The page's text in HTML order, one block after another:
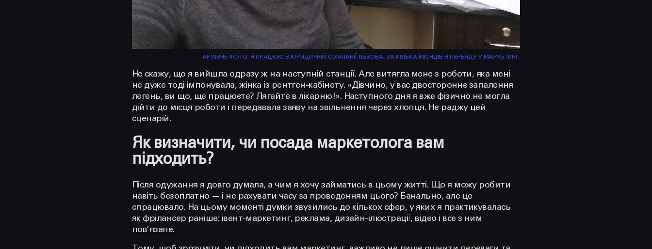
АРХІВНЕ ФОТО: Я ПРАЦЮЮ В ЮРИДИЧНІЙ КОМПАНІЇ ЛЬВОВА, ЗА КІЛЬКА МІСЯЦІВ Я ПЕРЕЙДУ У МАРКЕТИНГ.
Не скажу, що я вийшла одразу ж на наступній станції. Але витягла мене з роботи, яка мені
не дуже тоді імпонувала, жінка із рентген-кабінету. «Дівчино, у вас двостороннє запалення
легень, ви що, ще працюєте? Лягайте в лікарню!». Наступного дня я вже фізично не могла
дійти до місця роботи і передавала заяву на звільнення через хлопця. Не раджу цей
сценарій.
Як визначити, чи посада маркетолога вам
підходить?
Після одужання я довго думала, а чим я хочу займатись в цьому житті. Що я можу робити
навіть безоплатно — і не рахувати часу за проведенням цього? Банально, але це
спрацювало. На цьому моменті думки звузились до кількох сфер, у яких я практикувалась
як фрілансер раніше: івент-маркетинг, реклама, дизайн-ілюстрації, відео і все з ним
пов’язане.